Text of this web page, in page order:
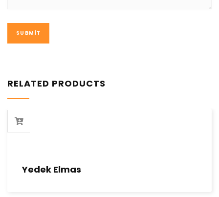
RELATED PRODUCTS
Yedek Elmas